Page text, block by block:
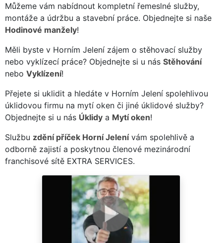
Můžeme vám nabídnout kompletní řemeslné služby,
montáže a údržbu a stavební práce. Objednejte si naše
Hodinové manžely!
Měli byste v Horním Jelení zájem o stěhovací služby
nebo vyklízecí práce? Objednejte si u nás Stěhování
nebo Vyklízení!
Přejete si uklidit a hledáte v Horním Jelení spolehlivou
úklidovou firmu na mytí oken či jiné úklidové služby?
Objednejte si u nás Úklidy a Mytí oken!
Službu zdění příček Horní Jelenívám spolehlivě a
odborně zajistí a poskytnou členové mezinárodní
franchisové sítě EXTRA SERVICES.